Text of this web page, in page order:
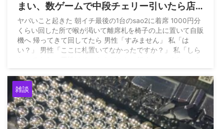
まい、数ゲームで中段チェリー引いたら店
員に代われと言われてしまったのだが
ヤバいこと起きた 朝イチ最後の1台のsao2に着席 1000円分
くらい回した所で喉が渇いて離席札を椅子の上に置いて自販
機へ 帰ってきて回してたら 男性「すみません」 私「は
い？」 男性「ここに札置いてなかったですか？」 私「しら
雑談